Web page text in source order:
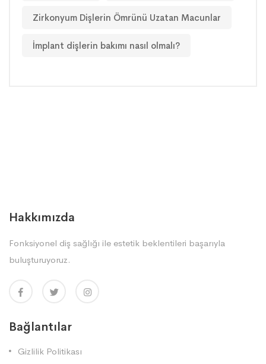
Zirkonyum Dişlerin Ömrünü Uzatan Macunlar
İmplant dişlerin bakımı nasıl olmalı?
Hakkımızda
Fonksiyonel diş sağlığı ile estetik beklentileri başarıyla
buluşturuyoruz.
Bağlantılar
Gizlilik Politikası